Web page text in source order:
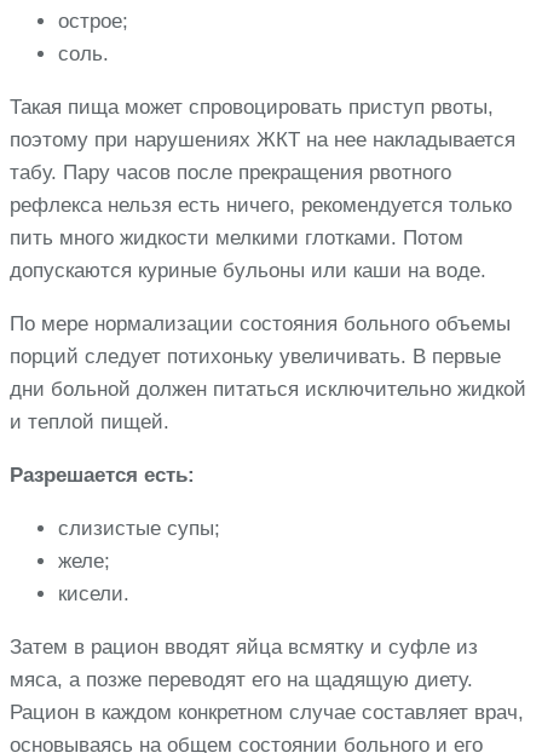
острое;
соль.
Такая пища может спровоцировать приступ рвоты,
поэтому при нарушениях ЖКТ на нее накладывается
табу. Пару часов после прекращения рвотного
рефлекса нельзя есть ничего, рекомендуется только
пить много жидкости мелкими глотками. Потом
допускаются куриные бульоны или каши на воде.
По мере нормализации состояния больного объемы
порций следует потихоньку увеличивать. В первые
дни больной должен питаться исключительно жидкой
и теплой пищей.
Разрешается есть:
слизистые супы;
желе;
кисели.
Затем в рацион вводят яйца всмятку и суфле из
мяса, а позже переводят его на щадящую диету.
Рацион в каждом конкретном случае составляет врач,
основываясь на общем состоянии больного и его